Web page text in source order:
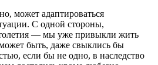
может адаптироваться
С одной стороны,
— мы уже привыкли жить
быть, даже свыклись бы
если бы не одно, в наследство